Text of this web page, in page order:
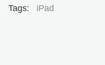
Tags: iPad